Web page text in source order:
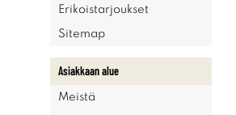
Erikoistarjoukset
Sitemap
Asiakkaan alue
Meistä